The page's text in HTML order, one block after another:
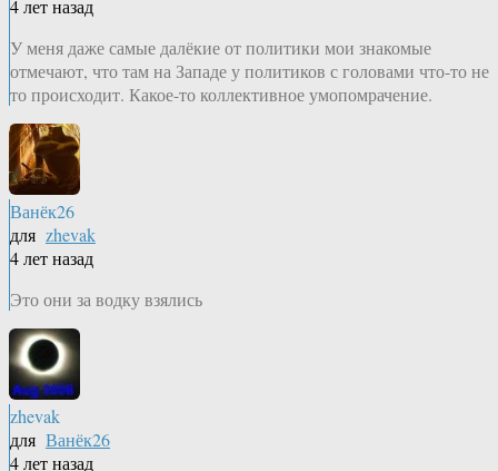
4 лет назад
У меня даже самые далёкие от политики мои знакомые
отмечают, что там на Западе у политиков с головами что-то не
то происходит. Какое-то коллективное умопомрачение.
Ванёк26
для zhevak
4 лет назад
Это они за водку взялись
zhevak
для Ванёк26
4 лет назад